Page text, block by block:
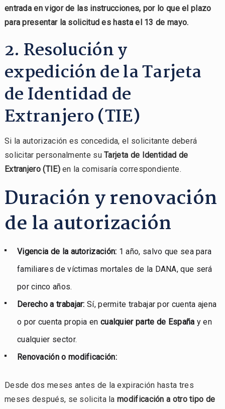
entrada en vigor de las instrucciones, por lo que el plazo
para presentar la solicitud es hasta el 13 de mayo.
2. Resolución y
expedición de la Tarjeta
de Identidad de
Extranjero (TIE)
Si la autorización es concedida, el solicitante deberá
solicitar personalmente suTarjeta de Identidad de
Extranjero (TIE)en la comisaría correspondiente.
Duración y renovación
de la autorización
Vigencia de la autorización: 1 año, salvo que sea para
familiares de víctimas mortales de la DANA, que será
por cinco años.
Derecho a trabajar: Sí, permite trabajar por cuenta ajena
o por cuenta propia en cualquier parte de España y en
cualquier sector.
Renovación o modificación:
Desde dos meses antes de la expiración hasta tres
meses después, se solicita lamodificación a otro tipo de